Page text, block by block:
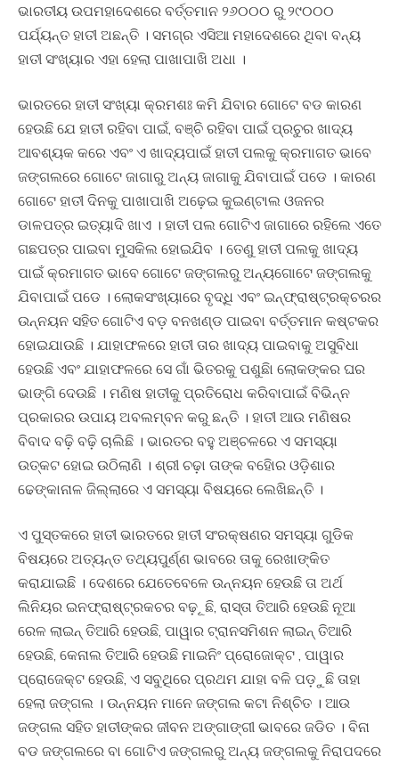
ଭାରତୀୟ ଉପମହାଦେଶରେ ବର୍ତ୍ତମାନ ୨୬୦୦୦ ରୁ ୨୯୦୦୦
ପର୍ଯ୍ୟନ୍ତ ହାତୀ ଅଛନ୍ତି । ସମଗ୍ର ଏସିଆ ମହାଦେଶରେ ଥିବା ବନ୍ୟ
ହାତୀ ସଂଖ୍ୟାର ଏହା ହେଲା ପାଖାପାଖି ଅଧା ।
ଭାରତରେ ହାତୀ ସଂଖ୍ୟା କ୍ରମଶଃ କମି ଯିବାର ଗୋଟେ ବଡ କାରଣ
ହେଉଛି ଯେ ହାତୀ ରହିବା ପାଇଁ, ବଞ୍ଚି ରହିବା ପାଇଁ ପ୍ରଚୁର ଖାଦ୍ୟ
ଆବଶ୍ୟକ କରେ ଏବଂ ଏ ଖାଦ୍ୟପାଇଁ ହାତୀ ପଲକୁ କ୍ରମାଗତ ଭାବେ
ଜଙ୍ଗଲରେ ଗୋଟେ ଜାଗାରୁ ଅନ୍ୟ ଜାଗାକୁ ଯିବାପାଇଁ ପଡେ । କାରଣ
ଗୋଟେ ହାତୀ ଦିନକୁ ପାଖାପାଖି ଅଢ଼େଇ କୁଇଣ୍ଟାଲ ଓଜନର
ଡାଳପତ୍ର ଇତ୍ୟାଦି ଖାଏ । ହାତୀ ପଲ ଗୋଟିଏ ଜାଗାରେ ରହିଲେ ଏତେ
ଗଛପତ୍ର ପାଇବା ମୁସକିଲ ହୋଇଯିବ । ତେଣୁ ହାତୀ ପଲକୁ ଖାଦ୍ୟ
ପାଇଁ କ୍ରମାଗତ ଭାବେ ଗୋଟେ ଜଙ୍ଗଲରୁ ଅନ୍ୟଗୋଟେ ଜଙ୍ଗଲକୁ
ଯିବାପାଇଁ ପଡେ । ଲୋକସଂଖ୍ୟାରେ ବୃଦ୍ଧି ଏବଂ ଇନ୍‍ଫ୍ରାଷ୍ଟ୍ରକ୍‍ଚରର
ଉନ୍ନୟନ ସହିତ ଗୋଟିଏ ବଡ଼ ବନଖଣ୍ଡ ପାଇବା ବର୍ତ୍ତମାନ କଷ୍ଟକର
ହୋଇଯାଉଛି । ଯାହାଫଳରେ ହାତୀ ତାର ଖାଦ୍ୟ ପାଇବାକୁ ଅସୁବିଧା
ହେଉଛି ଏବଂ ଯାହାଫଳରେ ସେ ଗାଁ ଭିତରକୁ ପଶୁଛିା ଲୋକଙ୍କର ଘର
ଭାଙ୍ଗି ଦେଉଛି । ମଣିଷ ହାତୀକୁ ପ୍ରତିରୋଧ କରିବାପାଇଁ ବିଭିନ୍ନ
ପ୍ରକାରର ଉପାୟ ଅବଲମ୍ବନ କରୁ ଛନ୍ତି । ହାତୀ ଆଉ ମଣିଷର
ବିବାଦ ବଢ଼ି ବଢ଼ି ଚାଲିଛି । ଭାରତର ବହୁ ଅଞ୍ଚଳରେ ଏ ସମସ୍ୟା
ଉତ୍କଟ ହୋଇ ଉଠିଲାଣି । ଶ୍ରୀ ଚଢ଼ା ତାଙ୍କ ବହିୋର ଓଡ଼ିଶାର
ଢେଙ୍କାନାଳ ଜିଲ୍ଲାରେ ଏ ସମସ୍ୟା ବିଷୟରେ ଲେଖିଛନ୍ତି ।
ଏ ପୁସ୍ତକରେ ହାତୀ ଭାରତରେ ହାତୀ ସଂରକ୍ଷଣର ସମସ୍ୟା ଗୁଡିକ
ବିଷୟରେ ଅତ୍ୟନ୍ତ ତଥ୍ୟପୁର୍ଣ୍ଣ ଭାବରେ ତାକୁ ରେଖାଙ୍କିତ
କରାଯାଇଛି । ଦେଶରେ ଯେତେବେଳେ ଉନ୍ନୟନ ହେଉଛି ତା ଅର୍ଥ
ଲିନିୟର ଇନଫ୍ରାଷ୍ଟ୍ରକଚର ବଢ଼ୂଛି, ରାସ୍ତା ତିଆରି ହେଉଛି ନୂଆ
ରେଳ ଲାଇନ୍‍ ତିଆରି ହେଉଛି, ପାୱାର ଟ୍ରାନସମିଶନ ଲାଇନ୍‍ ତିଆରି
ହେଉଛି, କେନାଲ ତିଆରି ହେଉଛି ମାଇନିଂ ପ୍ରୋଜୋକ୍ଟ , ପାୱାର
ପ୍ରୋଜେକ୍ଟ ହେଉଛି, ଏ ସବୁଥିରେ ପ୍ରଥମ ଯାହା ବଳି ପଡ଼ୁଛି ତାହା
ହେଲା ଜଙ୍ଗଲ । ଉନ୍ନୟନ ମାନେ ଜଙ୍ଗଲ କଟା ନିଶ୍ଚିତ । ଆଉ
ଜଙ୍ଗଲ ସହିତ ହାତୀଙ୍କର ଜୀବନ ଅଙ୍ଗାଙ୍ଗୀ ଭାବରେ ଜଡିତ । ବିନା
ବଡ ଜଙ୍ଗଲରେ ବା ଗୋଟିଏ ଜଙ୍ଗଲରୁ ଅନ୍ୟ ଜଙ୍ଗଲକୁ ନିରାପଦରେ